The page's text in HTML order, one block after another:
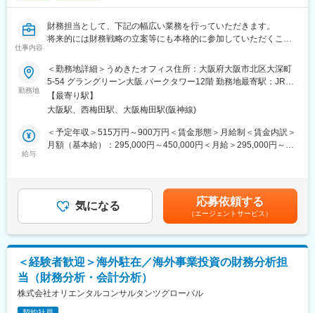
する課長のもと、課長を補佐しチームを牽引するポジションを募
集しております。
■キャリアパス
理・支援業務に従事した後、本人希望や適性、機能発揮状況等を
踏まえ、海外駐在も含めた海外事業部門等でのキャリアパスが想
定されます。
・想定される異動先とは、国内から海外グループ会社の経営管理
どの地域統括会社、等があります。
・成長が見込めるフィールドで、自身の力をグローバルに発揮で
きます。
・子会社や関連会社の成長のために、現地経営陣等ともコミュニ
ケーションを取りながら、企画から業務推進迄幅広い領域に携わ
り様々な知識を得ることができるのも魅力です。
・2023-2659G
変更の範囲：会社の定める業務
仕事内容
財務担当として、下記の幅広い業務を行っていただきます。
将来的には財務戦略の立案等にも本格的に参加していただくこと
目指していただきたいと考えております。
<業務詳細>
◇資金予算の策定
◇キャッシュマネジメントシステムを用いたグループファイナン
ス（海外子会社含む）
◇銀行借入、社債発行
◇資産管理（遊休不動産等）
◇企業格付レビュー対応等
20代と30代が多く活躍する、コミュニケーションが活発で話しや
すい雰囲気の組織です。
財務面より事業計画達成を支援し、また企業リスクを把握して財
務を健全に保つための提言を経営層に行います。
勤務地
＜勤務地詳細＞うめきたオフィス住所：大阪府大阪市北区大深町
5-54 グラングリーン大阪 パークタワー12階 勤務地最寄駅：JR線
／大阪駅受動喫煙対策：屋内全面禁煙変更の範囲：会社の定める
事業所（リモートワーク含む）
【最寄り駅】
大阪駅、西梅田駅、大阪梅田駅(阪神線)
給与
＜予定年収＞515万円～900万円＜賃金形態＞月給制＜賃金内訳＞
月額（基本給）：295,000円～450,000円＜月給＞295,000円～
ます。賃金はあくまでも目安の金額であり、選考を通じて上下す
る可能性があります。月給(月額)は固定手当を含めた表記です。
気になる 応募依頼する
（エージェントサービス）
＜経験者歓迎＞海外駐在／海外事業投資の財務分析担
当（財務分析・会計分析）
株式会社オリエンタルコンサルタンツグローバル